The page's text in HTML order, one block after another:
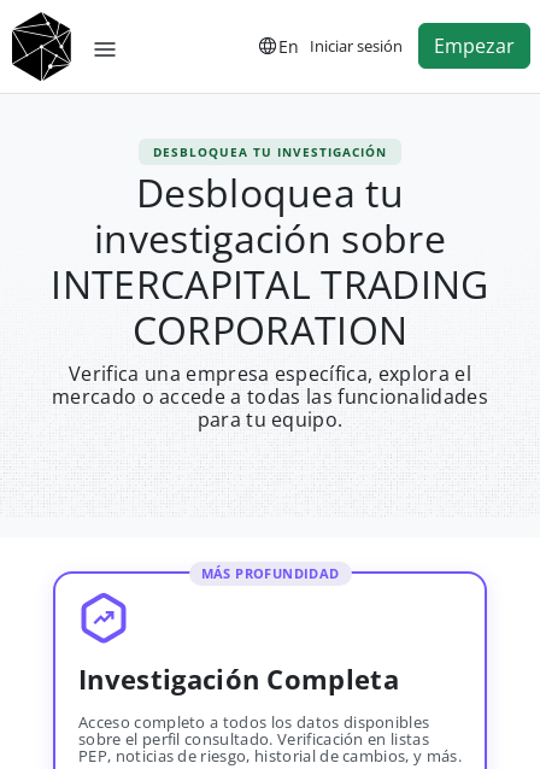
En Iniciar sesión Empezar
DESBLOQUEA TU INVESTIGACIÓN
Desbloquea tu
investigación sobre
INTERCAPITAL TRADING
CORPORATION
Verifica una empresa específica, explora el
mercado o accede a todas las funcionalidades
para tu equipo.
MÁS PROFUNDIDAD
Investigación Completa
Acceso completo a todos los datos disponibles
sobre el perfil consultado. Verificación en listas
PEP, noticias de riesgo, historial de cambios, y más.